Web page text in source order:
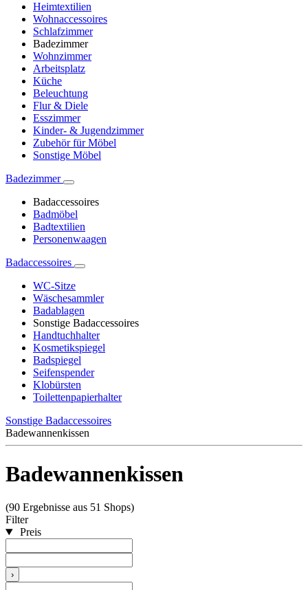
Heimtextilien
Wohnaccessoires
Schlafzimmer
Badezimmer
Wohnzimmer
Arbeitsplatz
Küche
Beleuchtung
Flur & Diele
Esszimmer
Kinder- & Jugendzimmer
Zubehör für Möbel
Sonstige Möbel
Badezimmer
Badaccessoires
Badmöbel
Badtextilien
Personenwaagen
Badaccessoires
WC-Sitze
Wäschesammler
Badablagen
Sonstige Badaccessoires
Handtuchhalter
Kosmetikspiegel
Badspiegel
Seifenspender
Klobürsten
Toilettenpapierhalter
Sonstige Badaccessoires
Badewannenkissen
Badewannenkissen
(90 Ergebnisse aus 51 Shops)
Filter
Preis
›